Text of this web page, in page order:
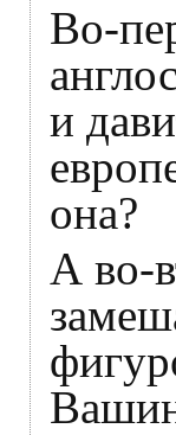
Во-
и
она?
А во-